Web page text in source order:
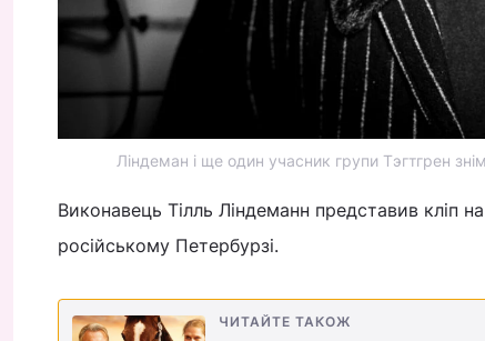
Ліндеман і ще один учасник групи Тэгтгрен
Виконавець Тілль Ліндеманн представив кліп
російському Петербурзі.
ЧИТАЙТЕ ТАКОЖ